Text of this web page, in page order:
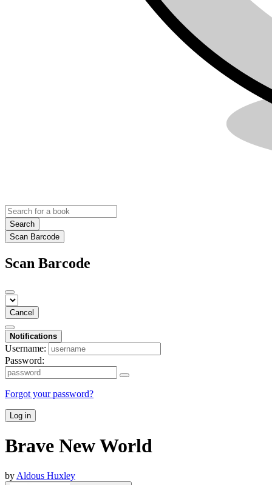
Search
Scan Barcode
Scan Barcode
Cancel
Notifications
Username:
Password:
Forgot your password?
Log in
Brave New World
by Aldous Huxley